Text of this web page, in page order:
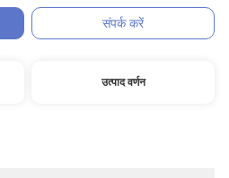
संपर्क करें
उत्पाद वर्णन